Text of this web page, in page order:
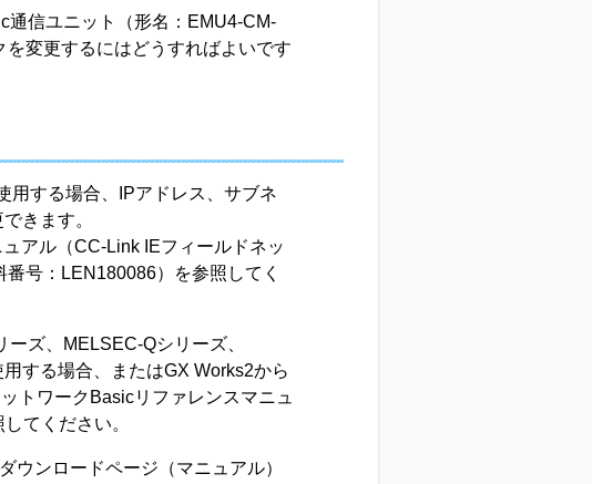
信ユニット（形名：EMU4-CM-
変更するにはどうすればよいです
用する場合、IPアドレス、サブネ
きます。
アル（CC-Link IEフィールドネッ
号：LEN180086）を参照してく
ズ、MELSEC-Qシリーズ、
する場合、またはGX Works2から
トワークBasicリファレンスマニュ
てください。
ウンロードページ（マニュアル）